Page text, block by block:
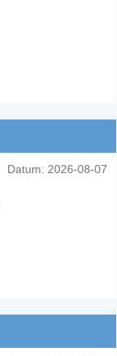
Datum: 2026-08-07